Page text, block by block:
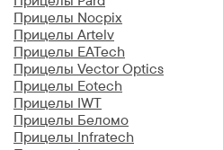
Прицелы Nocpix
Прицелы Artelv
Прицелы EATech
Прицелы Vector Optics
Прицелы Eotech
Прицелы IWT
Прицелы Беломо
Прицелы Infratech